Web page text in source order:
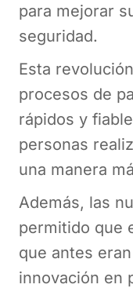
para mejorar
seguridad.
Esta
procesos de
rápidos y
personas
una manera
Además, las
permitido que
que antes
innovación en